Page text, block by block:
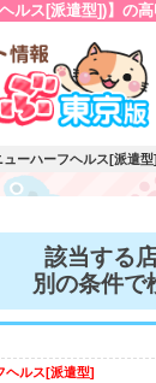
ルス[派遣型])】の
ューハーフヘルス[派遣型
該当する
別の条件で
ヘルス[派遣型]